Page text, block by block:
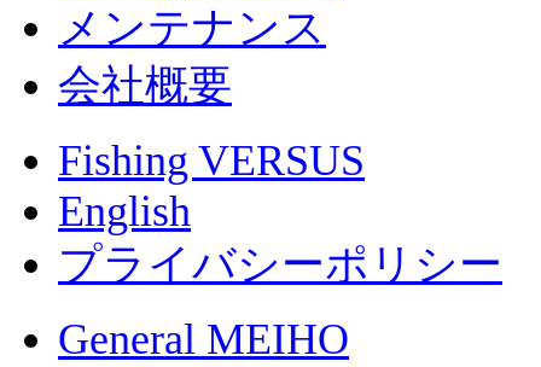
メンテナンス
会社概要
Fishing VERSUS
English
プライバシーポリシー
General MEIHO